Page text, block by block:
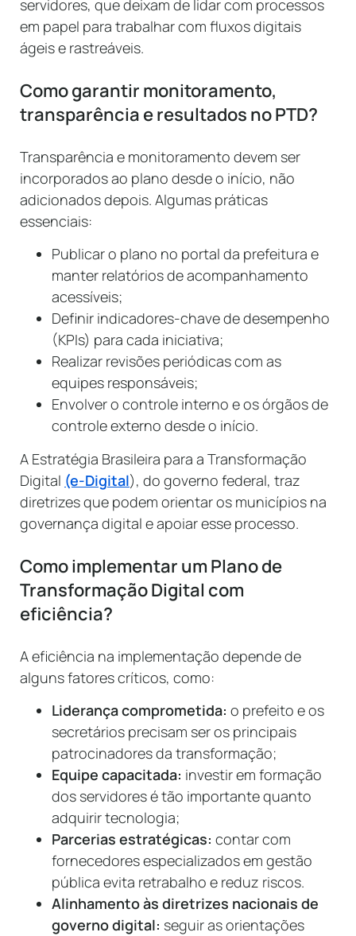
servidores, que deixam de lidar com processos
em papel para trabalhar com fluxos digitais
ágeis e rastreáveis.
Como garantir monitoramento,
transparência e resultados no PTD?
Transparência e monitoramento devem ser
incorporados ao plano desde o início, não
adicionados depois. Algumas práticas
essenciais:
Publicar o plano no portal da prefeitura e
manter relatórios de acompanhamento
acessíveis;
Definir indicadores-chave de desempenho
(KPIs) para cada iniciativa;
Realizar revisões periódicas com as
equipes responsáveis;
Envolver o controle interno e os órgãos de
controle externo desde o início.
A Estratégia Brasileira para a Transformação
Digital (e-Digital), do governo federal, traz
diretrizes que podem orientar os municípios na
governança digital e apoiar esse processo.
Como implementar um Plano de
Transformação Digital com
eficiência?
A eficiência na implementação depende de
alguns fatores críticos, como:
Liderança comprometida: o prefeito e os
secretários precisam ser os principais
patrocinadores da transformação;
Equipe capacitada: investir em formação
dos servidores é tão importante quanto
adquirir tecnologia;
Parcerias estratégicas: contar com
fornecedores especializados em gestão
pública evita retrabalho e reduz riscos.
Alinhamento às diretrizes nacionais de
governo digital: seguir as orientações